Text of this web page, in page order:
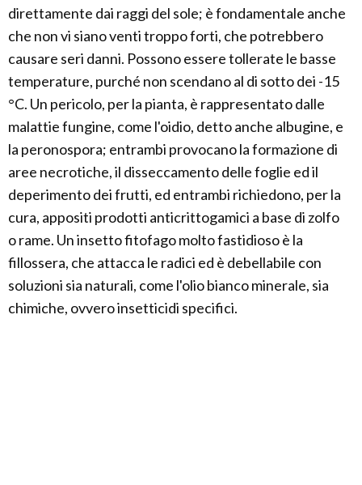
direttamente dai raggi del sole; è fondamentale anche
che non vi siano venti troppo forti, che potrebbero
causare seri danni. Possono essere tollerate le basse
temperature, purché non scendano al di sotto dei -15
°C. Un pericolo, per la pianta, è rappresentato dalle
malattie fungine, come l'oidio, detto anche albugine, e
la peronospora; entrambi provocano la formazione di
aree necrotiche, il disseccamento delle foglie ed il
deperimento dei frutti, ed entrambi richiedono, per la
cura, appositi prodotti anticrittogamici a base di zolfo
o rame. Un insetto fitofago molto fastidioso è la
fillossera, che attacca le radici ed è debellabile con
soluzioni sia naturali, come l'olio bianco minerale, sia
chimiche, ovvero insetticidi specifici.